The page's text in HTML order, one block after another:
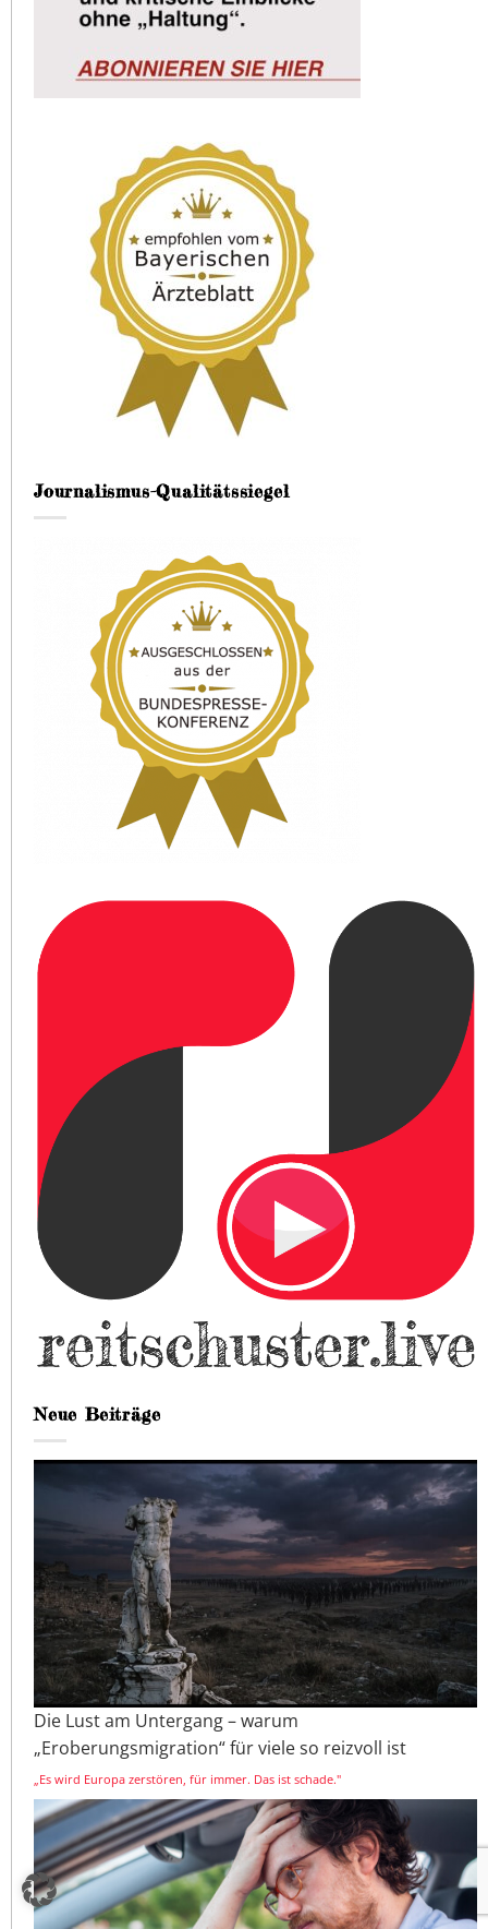
Journalismus-Qualitätssiegel
Neue Beiträge
Die Lust am Untergang – warum
„Eroberungsmigration“ für viele so reizvoll ist
„Es wird Europa zerstören, für immer. Das ist schade."